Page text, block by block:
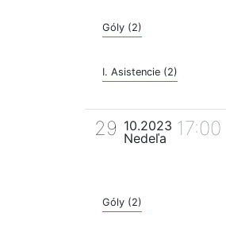
Góly (2)
I. Asistencie (2)
29 10.2023
Nedeľa
17:00
Góly (2)